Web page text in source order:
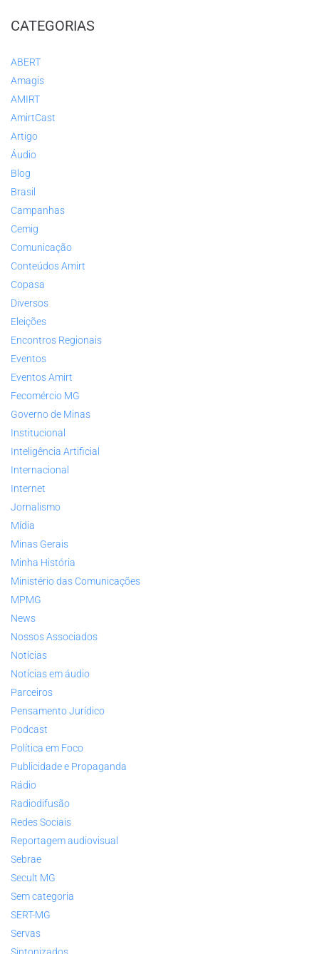
CATEGORIAS
ABERT
Amagis
AMIRT
AmirtCast
Artigo
Áudio
Blog
Brasil
Campanhas
Cemig
Comunicação
Conteúdos Amirt
Copasa
Diversos
Eleições
Encontros Regionais
Eventos
Eventos Amirt
Fecomércio MG
Governo de Minas
Institucional
Inteligência Artificial
Internacional
Internet
Jornalismo
Mídia
Minas Gerais
Minha História
Ministério das Comunicações
MPMG
News
Nossos Associados
Notícias
Notícias em áudio
Parceiros
Pensamento Jurídico
Podcast
Política em Foco
Publicidade e Propaganda
Rádio
Radiodifusão
Redes Sociais
Reportagem audiovisual
Sebrae
Secult MG
Sem categoria
SERT-MG
Servas
Sintonizados